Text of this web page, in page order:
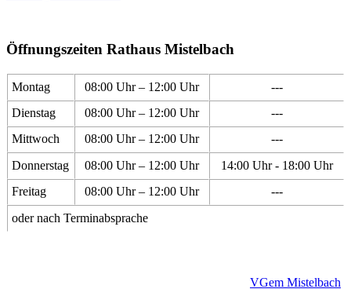
Öffnungszeiten Rathaus Mistelbach
Montag 08:00 Uhr – 12:00 Uhr
---
Dienstag
08:00 Uhr – 12:00 Uhr
---
Mittwoch
08:00 Uhr – 12:00 Uhr
---
Donnerstag
08:00 Uhr – 12:00 Uhr
14:00 Uhr - 18:00 Uhr
Freitag
08:00 Uhr – 12:00 Uhr
---
oder nach Terminabsprache
VGem Mistelbach